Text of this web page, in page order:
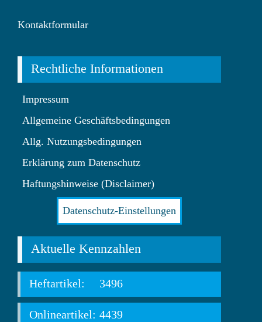
Kontaktformular
Rechtliche Informationen
Impressum
Allgemeine Geschäftsbedingungen
Allg. Nutzungsbedingungen
Erklärung zum Datenschutz
Haftungshinweise (Disclaimer)
Datenschutz-Einstellungen
Aktuelle Kennzahlen
Heftartikel: 3496
Onlineartikel: 4439